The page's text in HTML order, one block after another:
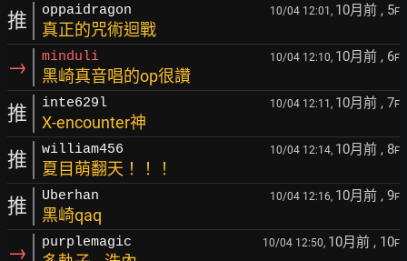
推 oppaidragon 10/04 12:01, 10月前 , 5F
真正的咒術迴戰
→ minduli 10/04 12:10, 10月前 , 6F
黑崎真音唱的op很讚
推 inte629l 10/04 12:11, 10月前 , 7F
X-encounter神
推 william456 10/04 12:14, 10月前 , 8F
夏目萌翻天！！！
推 Uberhan 10/04 12:16, 10月前 , 9F
黑崎qaq
→ purplemagic 10/04 12:50, 10月前 , 10F